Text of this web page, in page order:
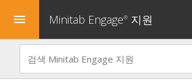
menu Minitab Engage® 지원